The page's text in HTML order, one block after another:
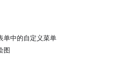
单中的自定义菜单
图